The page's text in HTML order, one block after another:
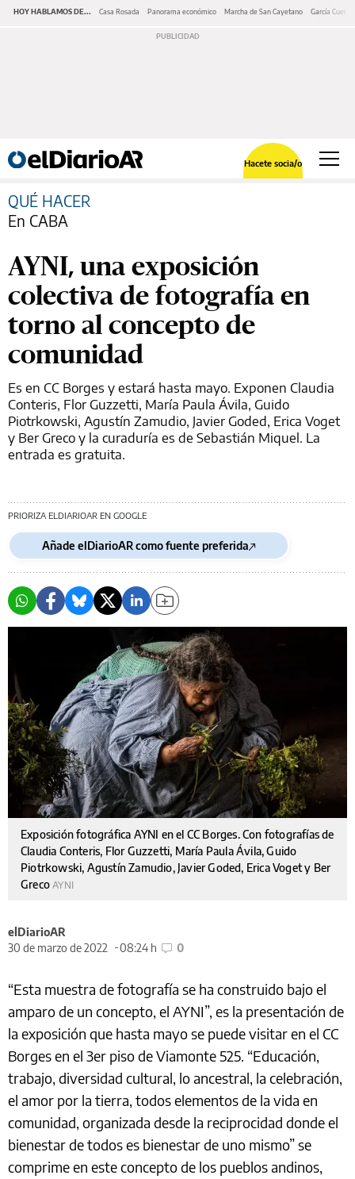
HOY HABLAMOS DE... Casa Rosada Panorama económico Marcha de San Cayetano García Cuerva
Hacete socia/o
QUÉ HACER
En CABA
AYNI, una exposición
colectiva de fotografía en
torno al concepto de
comunidad
Es en CC Borges y estará hasta mayo. Exponen Claudia
Conteris, Flor Guzzetti, María Paula Ávila, Guido
Piotrkowski, Agustín Zamudio, Javier Goded, Erica Voget
y Ber Greco y la curaduría es de Sebastián Miquel. La
entrada es gratuita.
PRIORIZA ELDIARIOAR EN GOOGLE
Añade elDiarioAR como fuente preferida
Exposición fotográfica AYNI en el CC Borges. Con fotografías de
Claudia Conteris, Flor Guzzetti, María Paula Ávila, Guido
Piotrkowski, Agustín Zamudio, Javier Goded, Erica Voget y Ber
GrecoAYNI
elDiarioAR
30 de marzo de 2022
08:24 h 0
“Esta muestra de fotografía se ha construido bajo el
amparo de un concepto, el AYNI”, es la presentación de
la exposición que hasta mayo se puede visitar en el CC
Borges en el 3er piso de Viamonte 525. “Educación,
trabajo, diversidad cultural, lo ancestral, la celebración,
el amor por la tierra, todos elementos de la vida en
comunidad, organizada desde la reciprocidad donde el
bienestar de todos es bienestar de uno mismo” se
comprime en este concepto de los pueblos andinos,